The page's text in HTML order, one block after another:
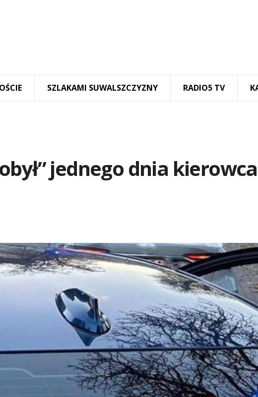
SZLAKAMI SUWALSZCZYZNY RADIO5 TV
jednego dnia kierowca